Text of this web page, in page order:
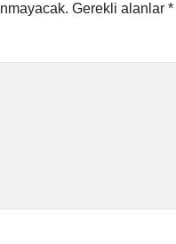
Gerekli alanlar *